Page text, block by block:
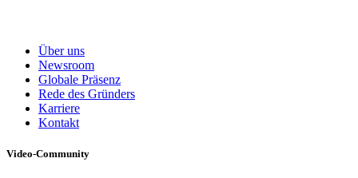
Über uns
Newsroom
Globale Präsenz
Rede des Gründers
Karriere
Kontakt
Video-Community